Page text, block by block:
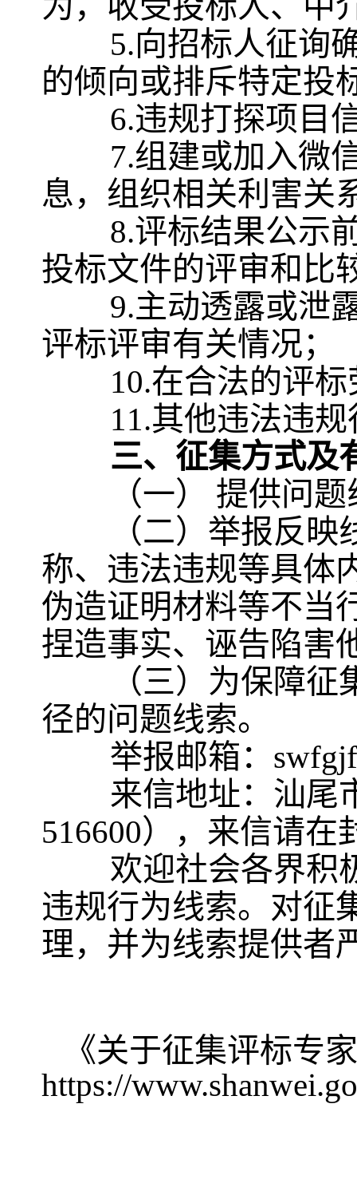
5.向招标人征询
的倾向或排斥特定投
6.违规打探项目
7.组建或加入微
息，组织相关利害关
8.评标结果公示
投标文件的评审和比
9.主动透露或泄
评标评审有关情况；
10.在合法的评
11.其他违法违
三、征集方式及
（一） 提供问
（二）举报反
称、违法违规等具体
伪造证明材料等不当
捏造事实、诬告陷害
（三）为保障
径的问题线索。
举报邮箱：
来信地址：汕尾
516600），来信请
欢迎社会各界积
违规行为线索。对征
理，并为线索提供者
《关于征集评标专
https://